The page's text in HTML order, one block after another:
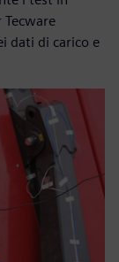
dati di carico e